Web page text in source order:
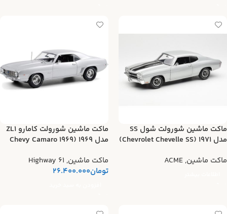
ماکت ماشین شورولت شول SS
مدل ۱۹۷۱ (Chevrolet Chevelle SS)
ماکت ماشین,
ACME
ماکت ماشین شورولت کامارو ZL1
مدل ۱۹۶۹ (1969 Chevy Camaro
ماکت ماشین,
Highway 61
تومان26.400.000